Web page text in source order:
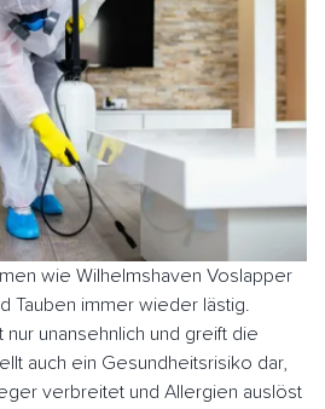
wie Wilhelmshaven Voslapper
Tauben immer wieder lästig.
nur unansehnlich und greift die
auch ein Gesundheitsrisiko dar,
verbreitet und Allergien auslöst